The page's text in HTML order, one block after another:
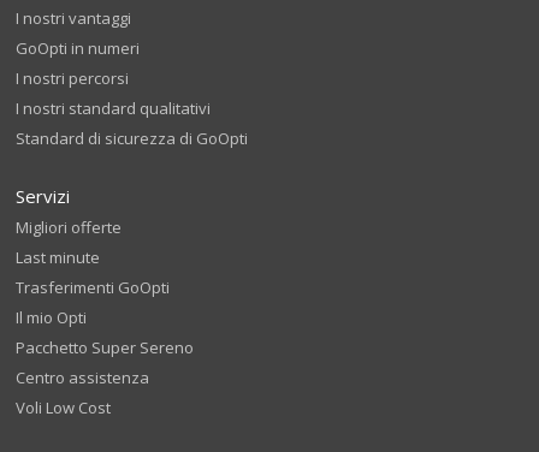
I nostri vantaggi
GoOpti in numeri
I nostri percorsi
I nostri standard qualitativi
Standard di sicurezza di GoOpti
Servizi
Migliori offerte
Last minute
Trasferimenti GoOpti
Il mio Opti
Pacchetto Super Sereno
Centro assistenza
Voli Low Cost